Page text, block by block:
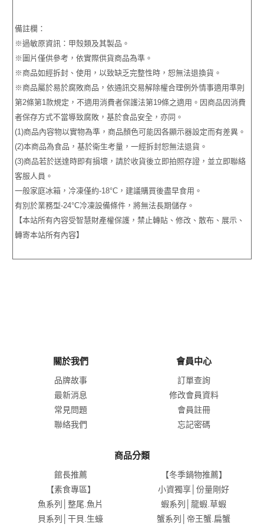
備註欄：
※過敏原資訊：甲殼類及其製品。
※圖片僅供參考，依實際供貨商品為準。
※商品如經拆封、使用，以致缺乏完整性時，恕無法退換貨。
※商品屬於易於腐敗商品，依通訊交易解除權合理例外情事適用準則
第2條第1款規定，不適用消費者保護法第19條之適用。因商品因消費
者保存方式不當導致腐敗，基於食品安全，亦同。
(1)商品內容物以實物為準，商品顏色可能因各顯示器設定而有差異。
(2)本商品為食品，基於衛生考量，一經拆封恕無法退貨。
(3)商品若於送達時即有損壞，請於收貨後立即拍照存證，並立即聯絡
客服人員。
一般家庭冰箱，冷凍僅約-18°C，建議購買後盡早食用。
有別於業務型-24°C冷凍設備條件，將無法長期儲存。
【本站所有內容受智慧財產權保護，禁止轉貼、修改、散布、展示、
轉寄本站所有內容】
關於我們
品牌故事
最新消息
常見問題
聯絡我們
會員中心
訂單查詢
修改會員資料
會員註冊
忘記密碼
商品分類
館長推薦
【冬季鍋物推薦】
【素食專區】
小資獨享│份量剛好
魚系列│整尾.魚片
蝦系列│龍蝦.草蝦
貝系列│干貝.生蠔
蟹系列│帝王蟹.扁蟹